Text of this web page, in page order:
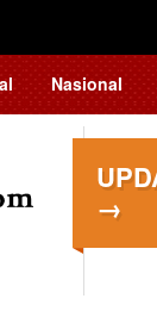
Nasional
→